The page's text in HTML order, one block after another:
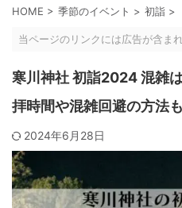
HOME > 季節のイベント > 初詣 >
当ページのリンクには広告が含まれ
寒川神社 初詣2024 混雑
拝時間や混雑回避の方法
2024年6月28日